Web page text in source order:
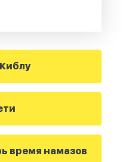
время намазов